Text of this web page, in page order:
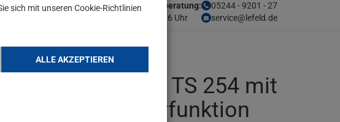
05244 - 9201 - 27
service@lefeld.de
Unsere Fachberatung:
Mo-Fr von 9-16 Uhr
Tischkreissäge TS 254 mit
und Trolleyfunktion
sich mit unseren Cookie-Richtlinien
ALLE AKZEPTIEREN